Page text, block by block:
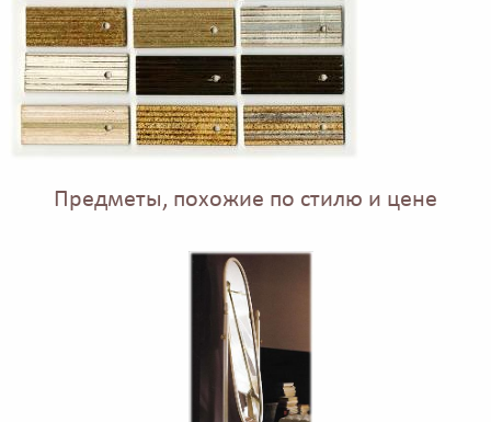
Предметы, похожие по стилю и цене